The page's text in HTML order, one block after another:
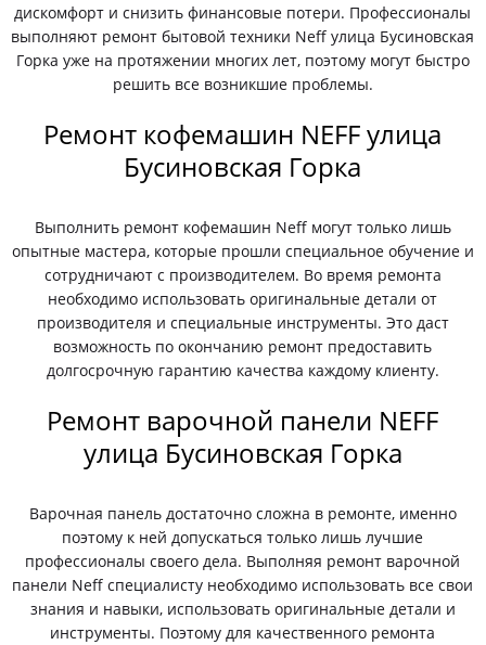
дискомфорт и снизить финансовые потери. Профессионалы
выполняют ремонт бытовой техники Neff улица Бусиновская
Горка уже на протяжении многих лет, поэтому могут быстро
решить все возникшие проблемы.
Ремонт кофемашин NEFF улица
Бусиновская Горка
Выполнить ремонт кофемашин Neff могут только лишь
опытные мастера, которые прошли специальное обучение и
сотрудничают с производителем. Во время ремонта
необходимо использовать оригинальные детали от
производителя и специальные инструменты. Это даст
возможность по окончанию ремонт предоставить
долгосрочную гарантию качества каждому клиенту.
Ремонт варочной панели NEFF
улица Бусиновская Горка
Варочная панель достаточно сложна в ремонте, именно
поэтому к ней допускаться только лишь лучшие
профессионалы своего дела. Выполняя ремонт варочной
панели Neff специалисту необходимо использовать все свои
знания и навыки, использовать оригинальные детали и
инструменты. Поэтому для качественного ремонта